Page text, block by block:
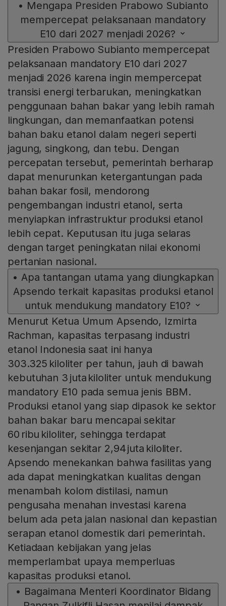
• Mengapa Presiden Prabowo Subianto
mempercepat pelaksanaan mandatory
E10 dari 2027 menjadi 2026?
Presiden Prabowo Subianto mempercepat
pelaksanaan mandatory E10 dari 2027
menjadi 2026 karena ingin mempercepat
transisi energi terbarukan, meningkatkan
penggunaan bahan bakar yang lebih ramah
lingkungan, dan memanfaatkan potensi
bahan baku etanol dalam negeri seperti
jagung, singkong, dan tebu. Dengan
percepatan tersebut, pemerintah berharap
dapat menurunkan ketergantungan pada
bahan bakar fosil, mendorong
pengembangan industri etanol, serta
menyiapkan infrastruktur produksi etanol
lebih cepat. Keputusan itu juga selaras
dengan target peningkatan nilai ekonomi
pertanian nasional.
• Apa tantangan utama yang diungkapkan
Apsendo terkait kapasitas produksi etanol
untuk mendukung mandatory E10?
Menurut Ketua Umum Apsendo, Izmirta
Rachman, kapasitas terpasang industri
etanol Indonesia saat ini hanya
303.325 kiloliter per tahun, jauh di bawah
kebutuhan 3 juta kiloliter untuk mendukung
mandatory E10 pada semua jenis BBM.
Produksi etanol yang siap dipasok ke sektor
bahan bakar baru mencapai sekitar
60 ribu kiloliter, sehingga terdapat
kesenjangan sekitar 2,94 juta kiloliter.
Apsendo menekankan bahwa fasilitas yang
ada dapat meningkatkan kualitas dengan
menambah kolom distilasi, namun
pengusaha menahan investasi karena
belum ada peta jalan nasional dan kepastian
serapan etanol domestik dari pemerintah.
Ketiadaan kebijakan yang jelas
memperlambat upaya memperluas
kapasitas produksi etanol.
• Bagaimana Menteri Koordinator Bidang